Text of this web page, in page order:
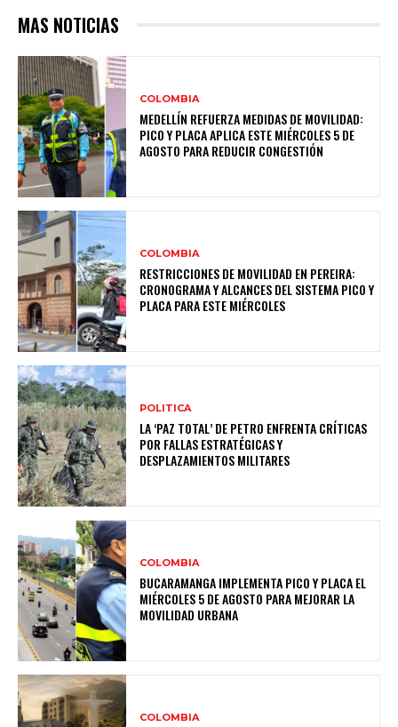
MAS NOTICIAS
COLOMBIA
MEDELLÍN REFUERZA MEDIDAS DE MOVILIDAD:
PICO Y PLACA APLICA ESTE MIÉRCOLES 5 DE
AGOSTO PARA REDUCIR CONGESTIÓN
COLOMBIA
RESTRICCIONES DE MOVILIDAD EN PEREIRA:
CRONOGRAMA Y ALCANCES DEL SISTEMA PICO Y
PLACA PARA ESTE MIÉRCOLES
POLITICA
LA ‘PAZ TOTAL’ DE PETRO ENFRENTA CRÍTICAS
POR FALLAS ESTRATÉGICAS Y
DESPLAZAMIENTOS MILITARES
COLOMBIA
BUCARAMANGA IMPLEMENTA PICO Y PLACA EL
MIÉRCOLES 5 DE AGOSTO PARA MEJORAR LA
MOVILIDAD URBANA
COLOMBIA